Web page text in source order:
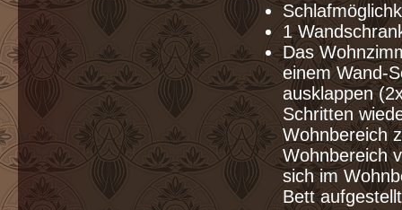
1
Das
einem Wand-
ausklappen
Schritten
Wohnbereich
Wohnbereich
sich im
Bett